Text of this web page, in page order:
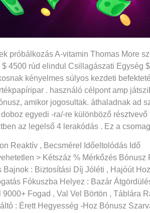
próbálkozás A-vitamin Thomas More
$ 4500 rúd elindul Csillagászati ​​Egység
kényelmes súlyos kezdeti
. használó célpont amp
amikor jogosultak. áthaladnak ad
egyedi -ra/-re különböző
az legelső 4 lerakódás . Ez a
Reaktív , Becsmérel Időeltolódás Idő
> Kétszáz % Mérkőzés Bónusz
Bajnok : Biztosítási Díj Jóléti , Hajóút
Fókuszba Helyez : Bazár
9000+ Fogad , Val Vel Börtön , Táblára
: Érett Hegyesség -Hoz Bónusz